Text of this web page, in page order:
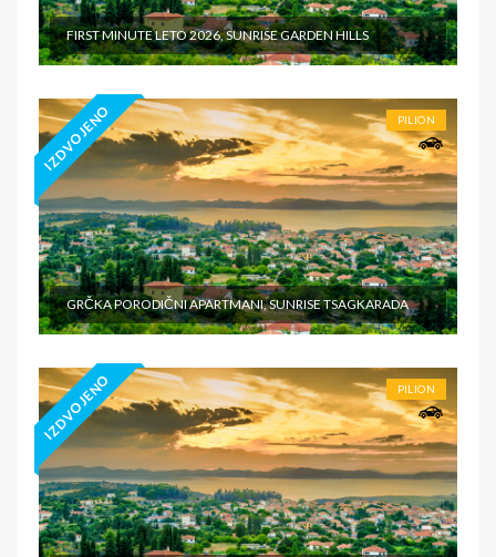
FIRST MINUTE LETO 2026, SUNRISE GARDEN HILLS
IZDVOJENO PILION
GRČKA PORODIČNI APARTMANI, SUNRISE TSAGKARADA
IZDVOJENO PILION